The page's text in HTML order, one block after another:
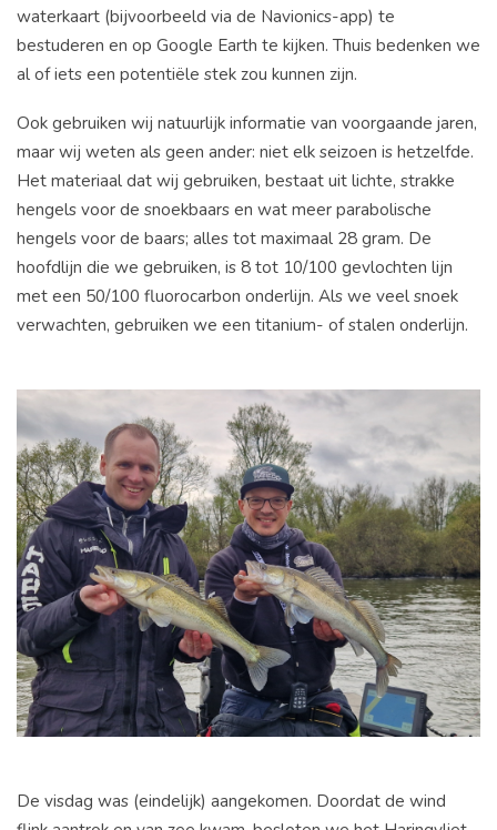
waterkaart (bijvoorbeeld via de Navionics-app) te
bestuderen en op Google Earth te kijken. Thuis bedenken we
al of iets een potentiële stek zou kunnen zijn.
Ook gebruiken wij natuurlijk informatie van voorgaande jaren,
maar wij weten als geen ander: niet elk seizoen is hetzelfde.
Het materiaal dat wij gebruiken, bestaat uit lichte, strakke
hengels voor de snoekbaars en wat meer parabolische
hengels voor de baars; alles tot maximaal 28 gram. De
hoofdlijn die we gebruiken, is 8 tot 10/100 gevlochten lijn
met een 50/100 fluorocarbon onderlijn. Als we veel snoek
verwachten, gebruiken we een titanium- of stalen onderlijn.
De visdag was (eindelijk) aangekomen. Doordat de wind